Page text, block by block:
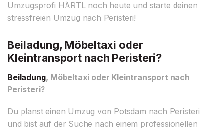
Umzugsprofi HÄRTL noch heute und starte deinen
stressfreien Umzug nach Peristeri!
Beiladung, Möbeltaxi oder
Kleintransport nach Peristeri?
Beiladung, Möbeltaxi oder Kleintransport nach
Peristeri?
Du planst einen Umzug von Potsdam nach Peristeri
und bist auf der Suche nach einem professionellen